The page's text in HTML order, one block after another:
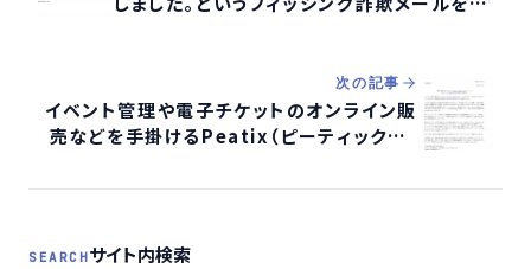
次の記事
イベント管理や電子チケットのオンライン販
売などを手掛けるPeatix（ピーティックス）
SEARCHサイト内検索